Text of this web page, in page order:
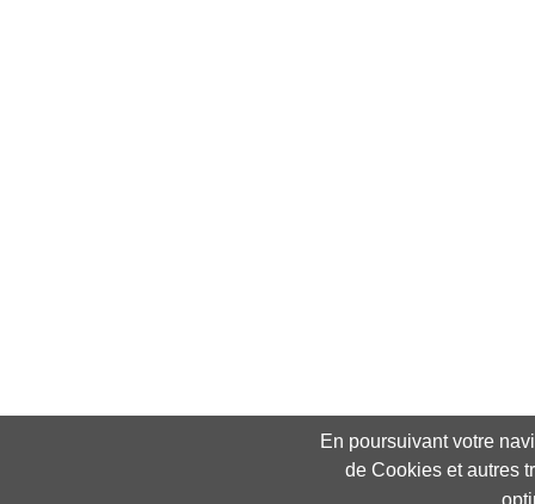
En poursuivant votre
de Cookies et autres